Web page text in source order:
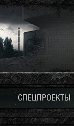
СПЕЦПРОЕКТЫ